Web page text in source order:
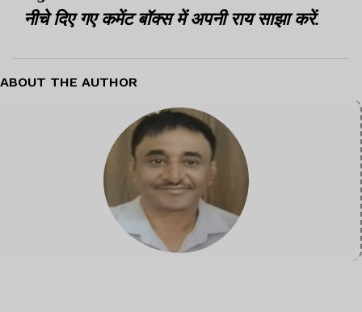
नीचे दिए गए कमेंट बॉक्स में अपनी राय साझा करें.
ABOUT THE AUTHOR